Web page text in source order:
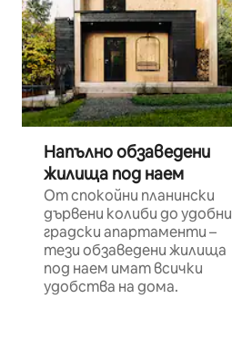
Напълно обзаведени
жилища под наем
От спокойни планински
дървени колиби до удобни
градски апартаменти –
тези обзаведени жилища
под наем имат всички
удобства на дома.